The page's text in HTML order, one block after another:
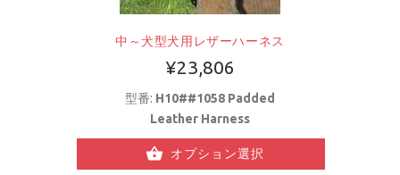
中～犬型犬用レザーハーネス
¥23,806
型番: H10##1058 Padded
Leather Harness
オプション選択